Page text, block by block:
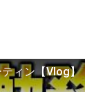
ィン【Vlog】